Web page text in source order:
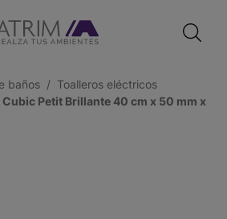
baños
Toalleros eléctricos
Petit Brillante 40 cm x 50 mm x